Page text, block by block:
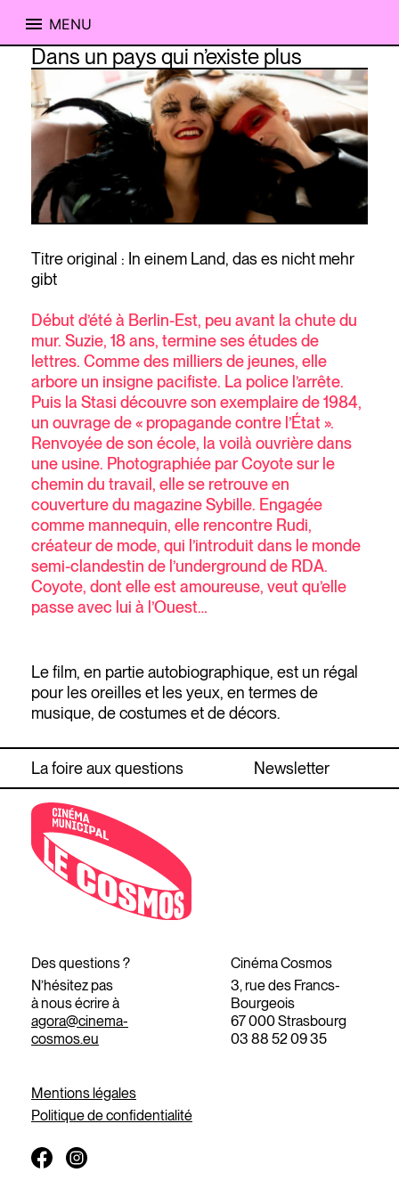
content
MENU
Dans un pays qui n’existe plus
Titre original : In einem Land, das es nicht mehr
gibt
Début d’été à Berlin-Est, peu avant la chute du
mur. Suzie, 18 ans, termine ses études de
lettres. Comme des milliers de jeunes, elle
arbore un insigne pacifiste. La police l’arrête.
Puis la Stasi découvre son exemplaire de 1984,
un ouvrage de « propagande contre l’État ».
Renvoyée de son école, la voilà ouvrière dans
une usine. Photographiée par Coyote sur le
chemin du travail, elle se retrouve en
couverture du magazine Sybille. Engagée
comme mannequin, elle rencontre Rudi,
créateur de mode, qui l’introduit dans le monde
semi-clandestin de l’underground de RDA.
Coyote, dont elle est amoureuse, veut qu’elle
passe avec lui à l’Ouest…
Le film, en partie autobiographique, est un régal
pour les oreilles et les yeux, en termes de
musique, de costumes et de décors.
La foire aux questions Newsletter
Des questions ?
N’hésitez pas
à nous écrire à
agora@cinema-
cosmos.eu
Cinéma Cosmos
3, rue des Francs-
Bourgeois
67 000 Strasbourg
03 88 52 09 35
Mentions légales
Politique de confidentialité